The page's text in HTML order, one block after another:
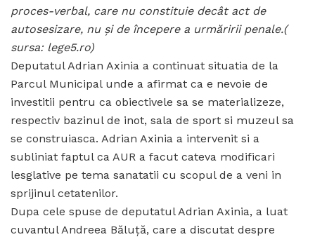
proces-verbal, care nu constituie decât act de
autosesizare, nu şi de începere a urmăririi penale.(
sursa: lege5.ro)
Deputatul Adrian Axinia a continuat situatia de la
Parcul Municipal unde a afirmat ca e nevoie de
investitii pentru ca obiectivele sa se materializeze,
respectiv bazinul de inot, sala de sport si muzeul sa
se construiasca. Adrian Axinia a intervenit si a
subliniat faptul ca AUR a facut cateva modificari
lesglative pe tema sanatatii cu scopul de a veni in
sprijinul cetatenilor.
Dupa cele spuse de deputatul Adrian Axinia, a luat
cuvantul Andreea Băluță, care a discutat despre